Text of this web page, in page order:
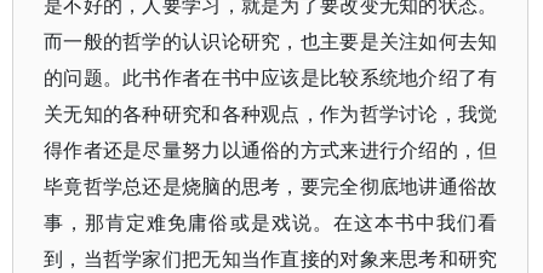
而一般的哲学的认识论研究，也主要是关注如何去知
的问题。此书作者在书中应该是比较系统地介绍了有
关无知的各种研究和各种观点，作为哲学讨论，我觉
得作者还是尽量努力以通俗的方式来进行介绍的，但
毕竟哲学总还是烧脑的思考，要完全彻底地讲通俗故
事，那肯定难免庸俗或是戏说。在这本书中我们看
到，当哲学家们把无知当作直接的对象来思考和研究